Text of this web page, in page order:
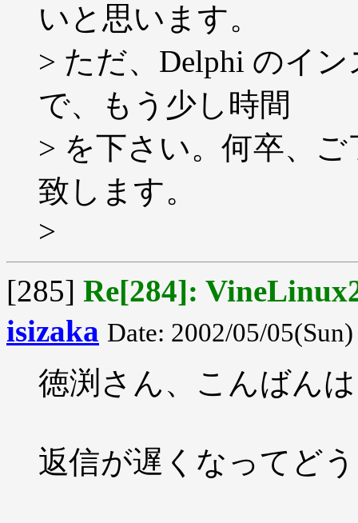
いと思います。
> ただ、Delphi のイ
で、もう少し時間
> を下さい。何卒、
致します。
>
[285] Re[284]:
isizaka Date: 2002/05/
徳渕さん、こんばん
返信が遅くなってど